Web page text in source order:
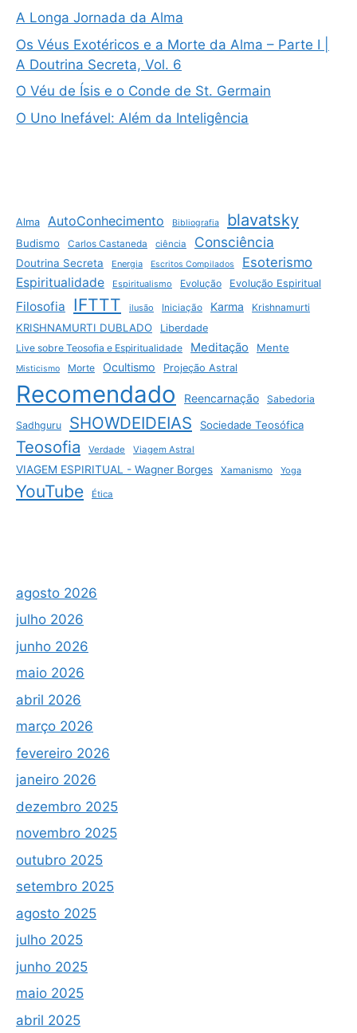
A Longa Jornada da Alma
Os Véus Exotéricos e a Morte da Alma – Parte I |
A Doutrina Secreta, Vol. 6
O Véu de Ísis e o Conde de St. Germain
O Uno Inefável: Além da Inteligência
Alma AutoConhecimento Bibliografia blavatsky
Budismo Carlos Castaneda ciência Consciência
Doutrina Secreta Energia Escritos Compilados Esoterismo
Espiritualidade Espiritualismo Evolução Evolução Espiritual
Filosofia IFTTT ilusão Iniciação Karma Krishnamurti
KRISHNAMURTI DUBLADO
Liberdade
Live sobre Teosofia e Espiritualidade
Meditação Mente
Misticismo Morte Ocultismo Projeção Astral
Recomendado Reencarnação Sabedoria
Sadhguru SHOWDEIDEIAS Sociedade Teosófica
Teosofia Verdade Viagem Astral
VIAGEM ESPIRITUAL - Wagner Borges Xamanismo Yoga
YouTube Ética
agosto 2026
julho 2026
junho 2026
maio 2026
abril 2026
março 2026
fevereiro 2026
janeiro 2026
dezembro 2025
novembro 2025
outubro 2025
setembro 2025
agosto 2025
julho 2025
junho 2025
maio 2025
abril 2025